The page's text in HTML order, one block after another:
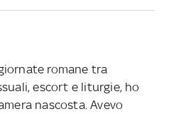
romane tra
escort e liturgie, ho
nascosta. Avevo